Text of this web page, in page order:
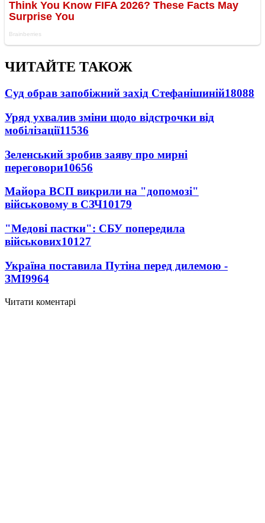
ЧИТАЙТЕ ТАКОЖ
Суд обрав запобіжний захід Стефанішиній18088
Уряд ухвалив зміни щодо відстрочки від
мобілізації11536
Зеленський зробив заяву про мирні
переговори10656
Майора ВСП викрили на "допомозі"
військовому в СЗЧ10179
"Медові пастки": СБУ попередила
військових10127
Україна поставила Путіна перед дилемою -
ЗМІ9964
Читати коментарі